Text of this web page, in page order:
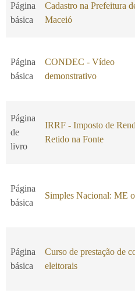
Página
básica
Cadastro na Prefeitura
Maceió
Página
básica
CONDEC - Vídeo
demonstrativo
Página
de
livro
IRRF - Imposto de
Retido na Fonte
Página
básica
Simples Nacional: ME
Página
básica
Curso de prestação de
eleitorais